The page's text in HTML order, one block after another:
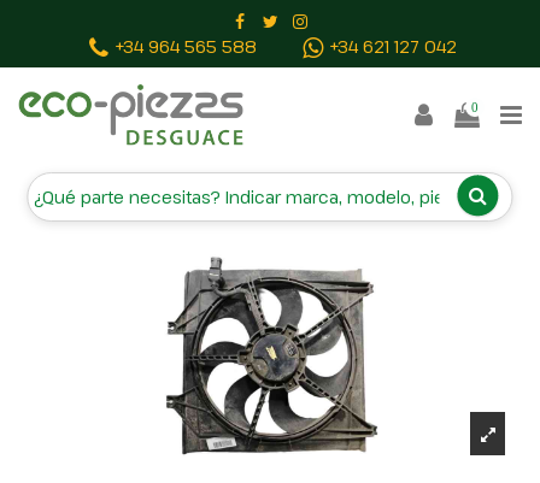
+34 964 565 588 +34 621 127 042
0
ELECTROVENTILADOR
253804DXXX